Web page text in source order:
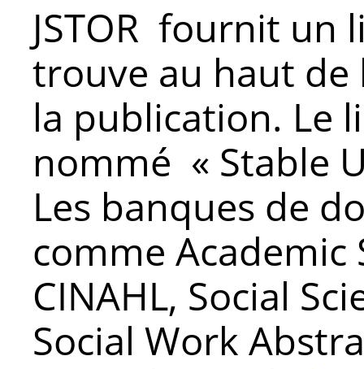
JSTOR fournit un
trouve au haut de
la publication. Le
nommé « Stable
Les banques de
comme Academic
CINAHL, Social
Social Work